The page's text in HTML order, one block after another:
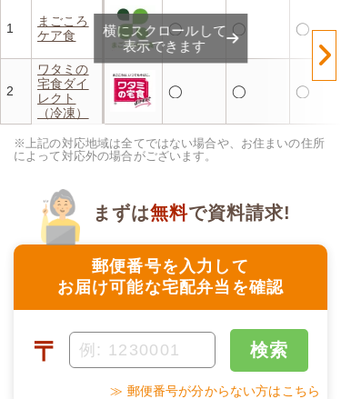
1
まごころ
ケア食
◯ ◯ ◯
2
ワタミの
宅食ダイ
レクト
（冷凍）
◯ ◯ ◯
横にスクロールして
表示できます
※上記の対応地域は全てではない場合や、お住まいの住所
によって対応外の場合がございます。
郵便番号を入力して
お届け可能な宅配弁当を確認
まずは無料で資料請求!
〒 検索
≫ 郵便番号が分からない方はこちら